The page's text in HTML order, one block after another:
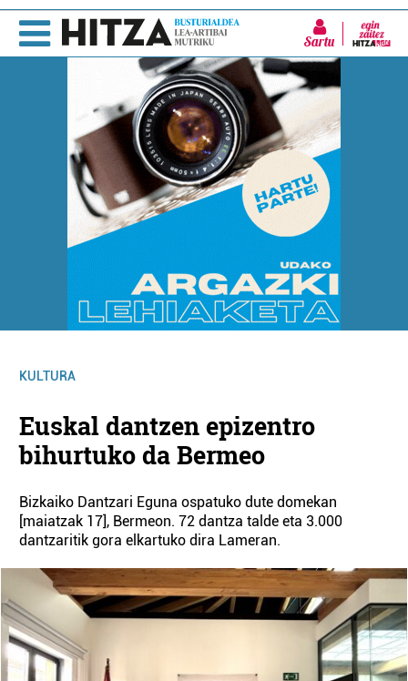
Sartu
KULTURA
Euskal dantzen epizentro
bihurtuko da Bermeo
Bizkaiko Dantzari Eguna ospatuko dute domekan
[maiatzak 17], Bermeon. 72 dantza talde eta 3.000
dantzaritik gora elkartuko dira Lameran.